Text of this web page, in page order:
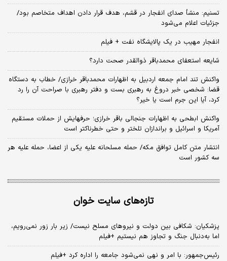
تسنیم: منشأ صدای انفجار در قشم، هدف قرار دادن اهداف متخاصم بود/
جزئیات اعلام می‌شود
انفجار مهیب در یک پالایشگاه نفت + فیلم
شایعه استعفای محمدباقر ذوالقدر صحت دارد؟
واکنش تند امام جمعه اردبیل به اظهارات محمدباقر خرازی/ خطاب به دستگاه
قضا: شخصی خبر دروغ به رهبری بست و دفتر رهبری با صراحت آن را رد
کرد، آیا این جرم است یا خیر؟
واکنش ابطحی به اظهارات جنجالی باقر خرازی؛ حرفهایش از حملات مستقیم
آمریکا و اسرائیل و براندازان تلختر و حتی خطرناکتر است
انتشار متن کامل توافق مکه/ حمله مسلحانه علیه یکی از اعضا، حمله علیه هر
سه کشور است
تازه‌های سایت خوان
پزشکیان: شکافی بین دولت و نیروهای مسلح نیست/ زیر بار زور نمی‌رویم،
اما به‌دنبال جنگ و تجاوز هم نیستیم +فیلم
رئیس‌جمهور: با امر و نهی نمی‌شود جامعه را اداره کرد +فیلم